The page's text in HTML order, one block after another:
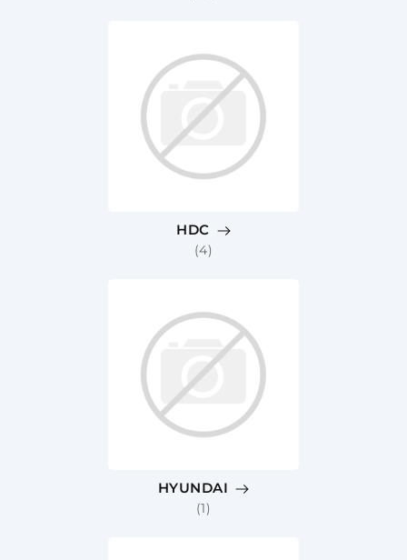
HDC
(4)
HYUNDAI
(1)